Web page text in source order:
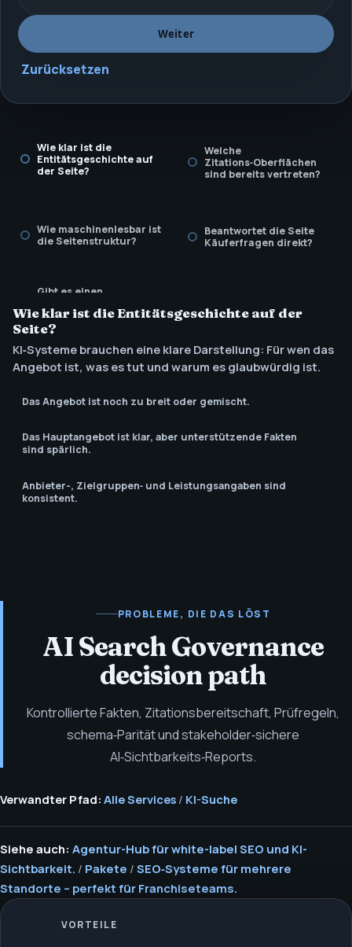
Weiter
Zurücksetzen
Wie klar ist die
Entitätsgeschichte auf
der Seite?
Welche
Zitations‑Oberflächen
sind bereits vertreten?
Wie maschinenlesbar ist
die Seitenstruktur?
Beantwortet die Seite
Käuferfragen direkt?
Gibt es einen
Aktualität und
Behauptungen?
Wie klar ist die Entitätsgeschichte auf der
Seite?
KI‑Systeme brauchen eine klare Darstellung: Für wen das
Angebot ist, was es tut und warum es glaubwürdig ist.
Das Angebot ist noch zu breit oder gemischt.
Das Hauptangebot ist klar, aber unterstützende Fakten
sind spärlich.
Anbieter-, Zielgruppen‑ und Leistungsangaben sind
konsistent.
PROBLEME, DIE DAS LÖST
AI Search Governance
decision path
Kontrollierte Fakten, Zitationsbereitschaft, Prüfregeln,
schema‑Parität und stakeholder‑sichere
AI‑Sichtbarkeits‑Reports.
Verwandter Pfad: Alle Services / KI-Suche
Siehe auch: Agentur-Hub für white-label SEO und KI-
Sichtbarkeit. / Pakete / SEO‑Systeme für mehrere
Standorte – perfekt für Franchiseteams.
VORTEILE